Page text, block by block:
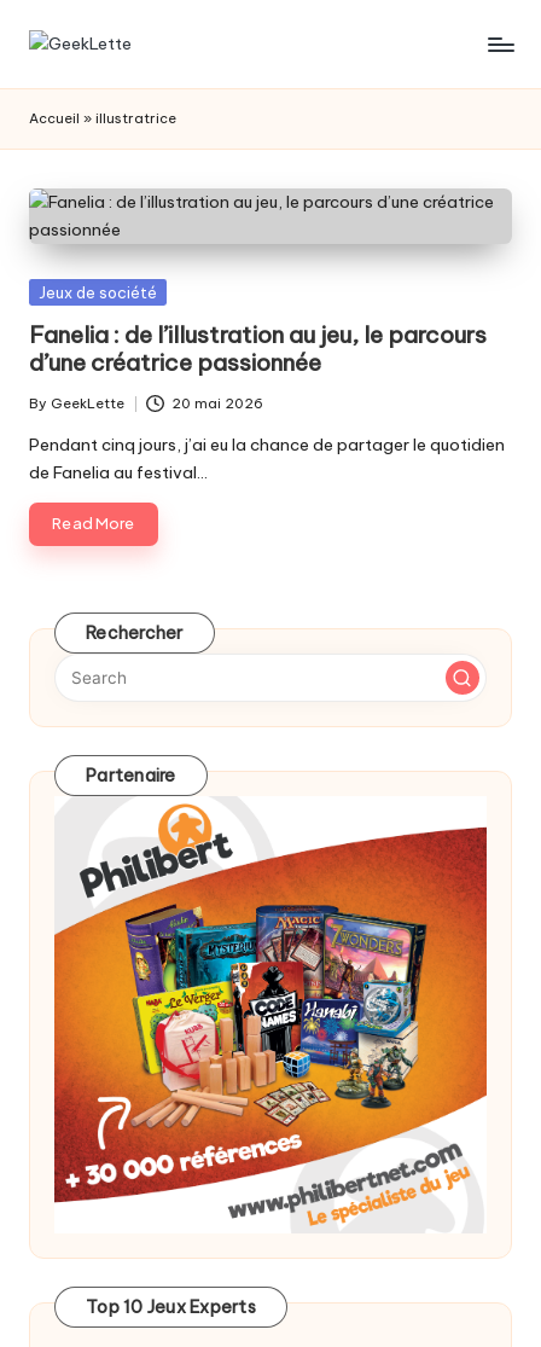
Skip
G
e
e
k
L
e
t
t
e
les
de
société
Accueil » illustratrice
Posted
Jeux de société
Fanelia : de l’illustration au jeu, le parcours
d’une créatrice passionnée
Posted
by
By GeekLette 20 mai 2026
Pendant cinq jours, j’ai eu la chance de partager le quotidien
de Fanelia au festival…
Read More
Rechercher
Partenaire
Top 10 Jeux Experts